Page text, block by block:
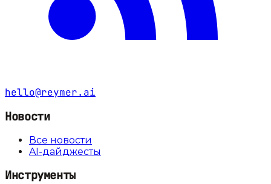
hello@reymer.ai
Новости
Все новости
AI-дайджесты
Инструменты